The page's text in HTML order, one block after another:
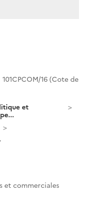
101CPCOM/16 (Cote de
et
et commerciales